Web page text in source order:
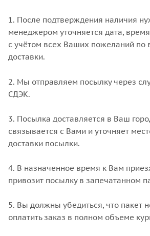
1. После подтверждения наличия
менеджером уточняется дата,
с учётом всех Ваших пожеланий по
доставки.
2. Мы отправляем посылку через
СДЭК.
3. Посылка доставляется в Ваш
связывается с Вами и уточняет
доставки посылки.
4. В назначенное время к Вам
привозит посылку в запечатанном
5. Вы должны убедиться, что пакет
оплатить заказ в полном объеме